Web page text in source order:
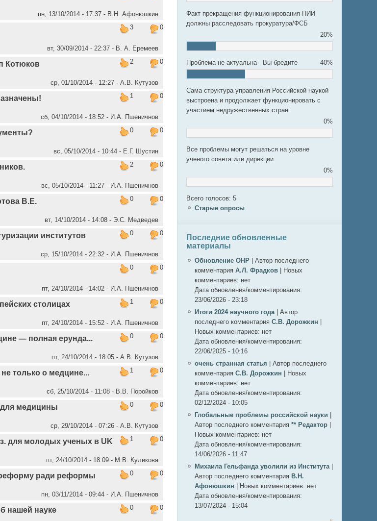
пн, 13/10/2014 - 17:37 - В.Н. Афонюшкин
3
0
вт, 30/09/2014 - 22:37 - В. А. Еремеев
2
0
Котюков
ср, 01/10/2014 - 12:27 - А.В. Кутузов
1
0
сб, 04/10/2014 - 18:52 - И.А. Пшеничнов
0
0
вс, 05/10/2014 - 10:44 - Е.Г. Шустин
2
0
вс, 05/10/2014 - 11:27 - И.А. Пшеничнов
0
0
В.Е.
вт, 14/10/2014 - 14:08 - Э.С. Медведев
0
0
институтов
ср, 15/10/2014 - 22:32 - И.А. Пшеничнов
0
0
пт, 24/10/2014 - 14:02 - И.А. Пшеничнов
1
0
столицах
пт, 24/10/2014 - 15:52 - И.А. Пшеничнов
0
0
— полная ерунда...
пт, 24/10/2014 - 18:05 - А.В. Кутузов
1
0
только о медцине...
сб, 25/10/2014 - 11:08 - В.В. Поройков
0
0
для медицины
ср, 29/10/2014 - 07:26 - А.В. Кутузов
1
0
для молодых ученых в UK
пт, 24/10/2014 - 18:09 - М.В. Куликова
0
0
ради реформы
пн, 03/11/2014 - 09:44 - И.А. Пшеничнов
0
0
нашей науке
Факт прекращения функционирования НИИ
должны расследовать прокуратура/ФСБ
20%
Проблема не актуальна - Вы бредите 40%
Сама структура управления Российской наукой
выстроена и продолжает функционировать с
участием недружественных стран
0%
Все проблемы могут решаться на уровне
ученого совета или дирекции
0%
Всего голосов: 5
Старые опросы
Последние обновленные
материалы
Обновление ОНР
Автор последнего
комментария А.Л. Фрадков
Новых
комментариев: нет
Дата обновления/комментирования:
23/06/2026 - 23:18
Итоги 2024 научного года
Автор
последнего комментария С.В. Дорожкин
Новых комментариев: нет
Дата обновления/комментирования:
22/06/2025 - 10:16
очень странная статья
Автор последнего
комментария С.В. Дорожкин
Новых
комментариев: нет
Дата обновления/комментирования:
02/12/2024 - 10:05
Глобальные проблемы российской науки
Автор последнего комментария ** Редактор
Новых комментариев: нет
Дата обновления/комментирования:
14/06/2026 - 11:47
Михаила Гельфанда уволили из Института
Автор последнего комментария В.Н.
Афонюшкин
Новых комментариев: нет
Дата обновления/комментирования:
13/07/2024 - 15:04